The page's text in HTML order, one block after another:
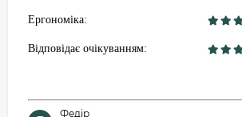
Ергономіка:
Відповідає очікуванням:
Федір